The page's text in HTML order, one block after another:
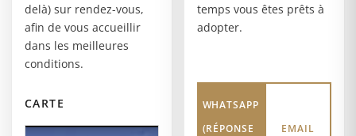
delà) sur rendez-vous,
afin de vous accueillir
dans les meilleures
conditions.
CARTE
temps vous êtes prêts à
adopter.
WHATSAPP
(RÉPONSE
EMAIL